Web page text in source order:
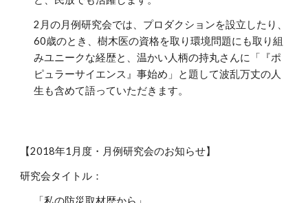
2月の月例研究会では、プロダクションを設立したり、
60歳のとき、樹木医の資格を取り環境問題にも取り組
みユニークな経歴と、温かい人柄の持丸さんに「『ポ
ピュラーサイエンス』事始め」と題して波乱万丈の人
生も含めて語っていただきます。
【2018年1月度・月例研究会のお知らせ】
研究会タイトル：
「私の防災取材歴から」